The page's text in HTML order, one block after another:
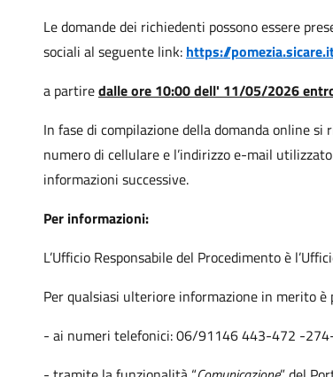
Le domande dei richiedenti possono essere
sociali al seguente link: https://
a partiredalle ore 10:00 dell' 11/05/2026
In fase di compilazione della domanda online
numero di cellulare e l’indirizzo e-mail
informazioni successive.
Per informazioni:
L’Ufficio Responsabile del Procedimento è
Per qualsiasi ulteriore informazione in merito è
- ai numeri telefonici: 06/91146 443-472 -